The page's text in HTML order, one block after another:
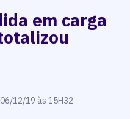
em carga
12/19 às 15H32